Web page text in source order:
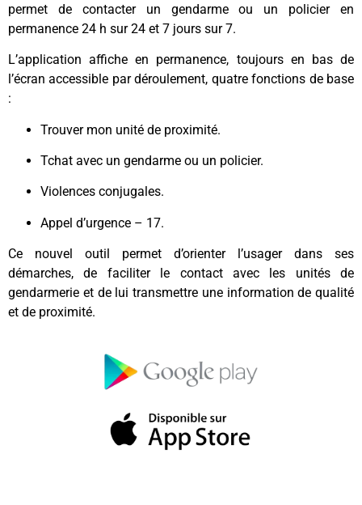
permet de contacter un gendarme ou un policier en
permanence 24 h sur 24 et 7 jours sur 7.
L’application affiche en permanence, toujours en bas de
l’écran accessible par déroulement, quatre fonctions de base
:
Trouver mon unité de proximité.
Tchat avec un gendarme ou un policier.
Violences conjugales.
Appel d’urgence – 17.
Ce nouvel outil permet d’orienter l’usager dans ses
démarches, de faciliter le contact avec les unités de
gendarmerie et de lui transmettre une information de qualité
et de proximité.